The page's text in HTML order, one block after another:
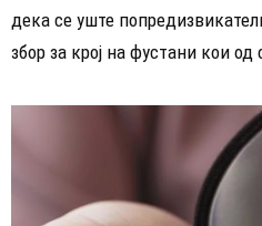
дека се уште
збор за крој на фустани кои